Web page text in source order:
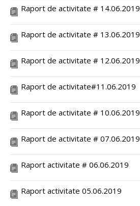
Raport de activitate # 14.06.2019
Raport de activitate # 13.06.2019
Raport de activitate # 12.06.2019
Raport de activitate#11.06.2019
Raport de activitate # 10.06.2019
Raport de activitate # 07.06.2019
Raport activitate # 06.06.2019
Raport activitate 05.06.2019